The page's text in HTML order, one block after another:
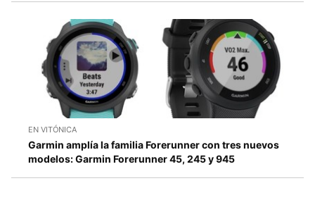
EN VITÓNICA
Garmin amplía la familia Forerunner con tres nuevos
modelos: Garmin Forerunner 45, 245 y 945